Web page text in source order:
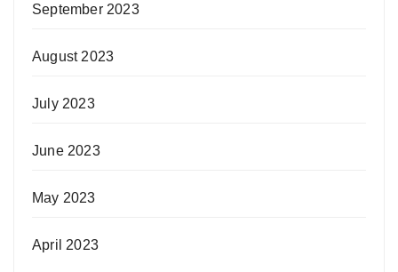
September 2023
August 2023
July 2023
June 2023
May 2023
April 2023